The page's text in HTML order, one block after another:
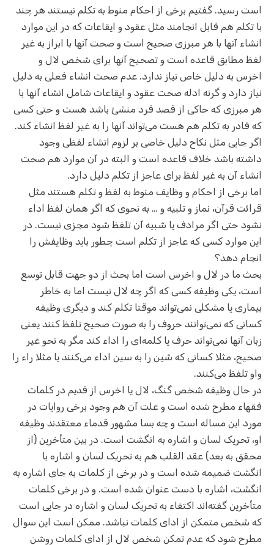
است رسید. گفتیم برخی از احکام منوط به تکلم نیستند هر چند
با تکلم هم قابل انجامند مثل عقود و ایقاعات که در این موارد
انشاء آنها با هر مبرزی صحیح است و صحت آنها با ابراز به غیر
لفظ مطابق قاعده است و تصحیح آنها برای شخص لال و
اخرس به دلیل خاص نیاز ندارد. عدم صحت انشاء فعلی به دلیل
نیاز دارد و گرنه ادله صحت عقود و ایقاعات شامل انشاء آنها با
هر مبرزی که حاکی از قصد فرد منشئ باشد هست و حتی کسی
که قادر به تکلم هم هست می‌تواند آنها را به غیر لفظ انشاء کند.
اگر جایی مثل نکاح دلیل خاصی بر لزوم انشاء لفظی وجود
داشته باشد خلاف قاعده است و البته در آن موارد هم صحت
انشاء آن به غیر لفظ برای عاجز از تکلم دلیل دارد.
اما برخی از احکام و وظایف منوط به لفظ و تکلم هستند مثل
قرائت قرآن، نماز و تلبیه و … به نحوی که اگر همان لفظ اداء
نشود حتی اگر مرادف یا شبیه آن تلفظ شود مجزی نیست. در
این موارد کسی که عاجز از تکلم است چطور باید وظایفش را
انجام دهد؟
بحث ما در لال و اخرس است اما بحث از دو جهت قابل توسع
است، یکی وظیفه کسی که اگر چه لال نیست اما به خاطر
بیماری یا مشکلی نمی‌تواند موقتا تکلم کند و دیگری وظیفه
کسانی که نمی‌توانند حروف را به صورت صحیح تلفظ کنند یعنی
زبان آنها نمی‌تواند حرف یا کلمه‌ای را اداء کند مگر به نحو غیر
صحیح، مثلا کسانی که شین را به سین اداء می‌کنند یا مثلا راء را
واو تلفظ می‌کنند.
در حال وظیفه شخص گنگ، لال یا اخرس از قدیم در کلمات
فقهاء مطرح شده است و علت آن هم وجود برخی روایات در
مورد این مساله است و چه بسا مشهور قدماء معتقدند وظیفه
او، تحریک لسان و اشاره به انگشت است. در بین متأخرین (از
محقق به بعد) عقد القلب هم به تحریک لسان و اشاره با
انگشت ضمیمه شده است و در برخی از کلمات به جای اشاره به
انگشت، اشاره با دست عنوان شده است. و در برخی کلمات
متأخرین گفته‌اند اکتفاء به تحریک لسان و اشاره در جایی است
که شخص متمکن از ادای کلمات نباشد. ممکن است این سوال
مطرح شود که عدم تمکن شخص لال از ادای کلمات روشن